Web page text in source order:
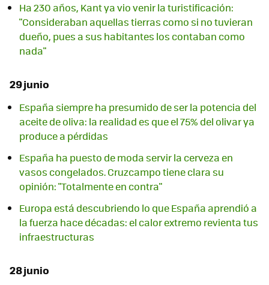
Ha 230 años, Kant ya vio venir la turistificación:
"Consideraban aquellas tierras como si no tuvieran
dueño, pues a sus habitantes los contaban como
nada"
29 junio
España siempre ha presumido de ser la potencia del
aceite de oliva: la realidad es que el 75% del olivar ya
produce a pérdidas
España ha puesto de moda servir la cerveza en
vasos congelados. Cruzcampo tiene clara su
opinión: "Totalmente en contra"
Europa está descubriendo lo que España aprendió a
la fuerza hace décadas: el calor extremo revienta tus
infraestructuras
28 junio